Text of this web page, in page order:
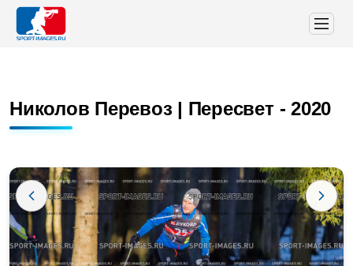
Николов Перевоз | Пересвет - 2020